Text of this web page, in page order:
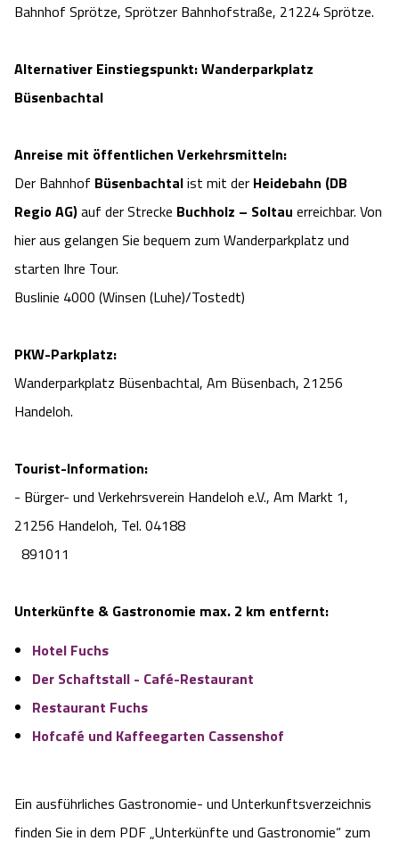
Bahnhof Sprötze, Sprötzer Bahnhofstraße, 21224 Sprötze.
Alternativer Einstiegspunkt: Wanderparkplatz
Büsenbachtal
Anreise mit öffentlichen Verkehrsmitteln:
Der Bahnhof Büsenbachtalist mit der Heidebahn (DB
Regio AG)auf der Strecke Buchholz – Soltau erreichbar. Von
hier aus gelangen Sie bequem zum Wanderparkplatz und
starten Ihre Tour.
Buslinie 4000 (Winsen (Luhe)/Tostedt)
PKW-Parkplatz:
Wanderparkplatz Büsenbachtal, Am Büsenbach, 21256
Handeloh.
Tourist-Information:
- Bürger- und Verkehrsverein Handeloh e.V., Am Markt 1,
21256 Handeloh, Tel. 04188
891011
Unterkünfte & Gastronomie max. 2 km entfernt:
Hotel Fuchs
Der Schaftstall - Café-Restaurant
Restaurant Fuchs
Hofcafé und Kaffeegarten Cassenshof
Ein ausführliches Gastronomie- und Unterkunftsverzeichnis
finden Sie in dem PDF „Unterkünfte und Gastronomie“ zum